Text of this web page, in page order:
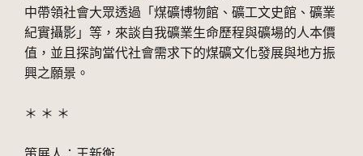
中帶領社會大眾透過「煤礦博物館、礦工文史館、礦業
紀實攝影」等，來談自我礦業生命歷程與礦場的人本價
值，並且探詢當代社會需求下的煤礦文化發展與地方振
興之願景。
＊ ＊ ＊